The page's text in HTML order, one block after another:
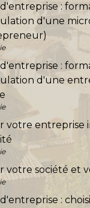
:
d'une
:
d'une
votre entreprise
votre société et
: